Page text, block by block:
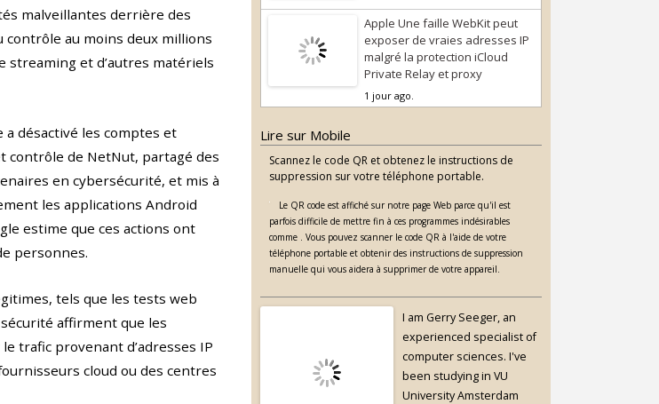
malveillantes derrière des
contrôle au moins deux millions
streaming et d’autres matériels
a désactivé les comptes et
contrôle de NetNut, partagé des
en cybersécurité, et mis à
les applications Android
estime que ces actions ont
personnes.
tels que les tests web
affirment que les
trafic provenant d’adresses IP
cloud ou des centres
Apple Une faille WebKit peut
exposer de vraies adresses IP
malgré la protection iCloud
Private Relay et proxy
1 jour ago.
Lire sur Mobile
Scannez le code QR et obtenez le instructions de
suppression sur votre téléphone portable.
Le QR code est affiché sur notre page Web parce qu'il est
parfois difficile de mettre fin à ces programmes indésirables
comme . Vous pouvez scanner le code QR à l'aide de votre
téléphone portable et obtenir des instructions de suppression
manuelle qui vous aidera à supprimer de votre appareil.
I am Gerry Seeger, an
experienced specialist of
computer sciences. I've
been studying in VU
University Amsterdam